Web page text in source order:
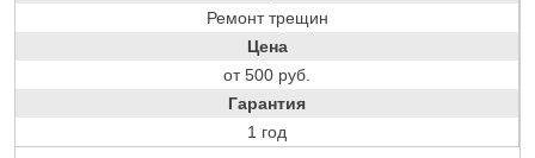
Ремонт трещин
Цена
от 500 руб.
Гарантия
1 год